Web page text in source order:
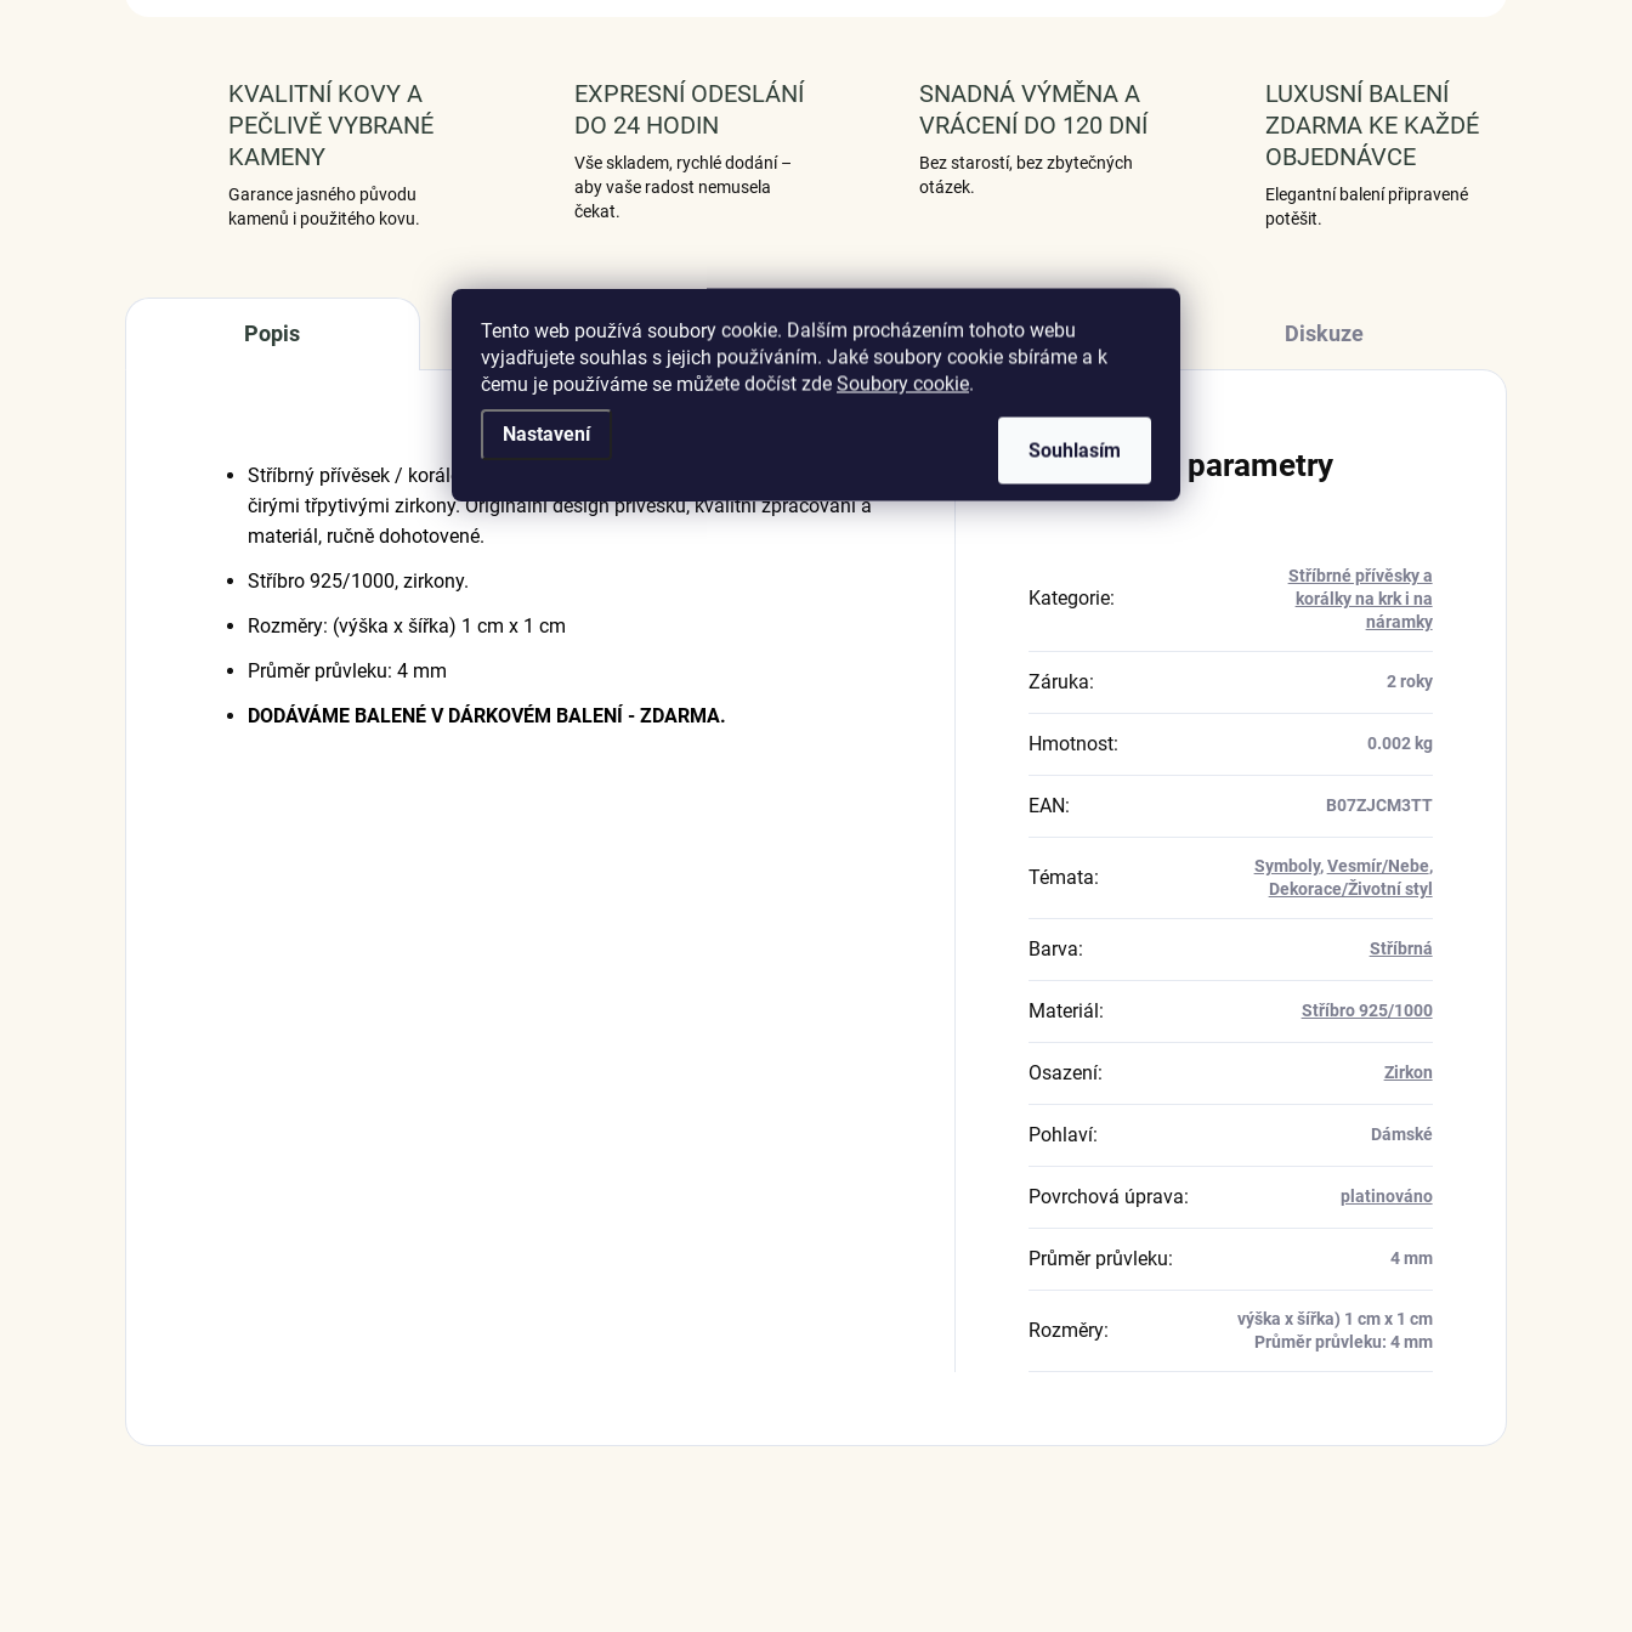
Tento web používá soubory cookie. Dalším procházením tohoto webu
vyjadřujete souhlas s jejich používáním. Jaké soubory cookie sbíráme a k
čemu je používáme se můžete dočíst zde Soubory cookie.
Nastavení
Souhlasím
KVALITNÍ KOVY A
PEČLIVĚ VYBRANÉ
KAMENY
Garance jasného původu
kamenů i použitého kovu.
EXPRESNÍ ODESLÁNÍ
DO 24 HODIN
Vše skladem, rychlé dodání –
aby vaše radost nemusela
čekat.
SNADNÁ VÝMĚNA A
VRÁCENÍ DO 120 DNÍ
Bez starostí, bez zbytečných
otázek.
LUXUSNÍ BALENÍ
ZDARMA KE KAŽDÉ
OBJEDNÁVCE
Elegantní balení připravené
potěšit.
Popis Podobné (12) Hodnocení (3) Diskuze
Stříbrný přívěsek / korálek v designu Znamení zvěrokruhu Ryby zdobený
čirými třpytivými zirkony. Originální design přívěsku, kvalitní zpracování a
materiál, ručně dohotovené.
Stříbro 925/1000, zirkony.
Rozměry: (výška x šířka) 1 cm x 1 cm
Průměr průvleku: 4 mm
DODÁVÁME BALENÉ V DÁRKOVÉM BALENÍ - ZDARMA.
Doplňkové parametry
Kategorie:
Stříbrné přívěsky a
korálky na krk i na
náramky
Záruka: 2 roky
Hmotnost: 0.002 kg
EAN: B07ZJCM3TT
Témata: Symboly,Vesmír/Nebe,
Dekorace/Životní styl
Barva: Stříbrná
Materiál : Stříbro 925/1000
Osazení: Zirkon
Pohlaví: Dámské
Povrchová úprava: platinováno
Průměr průvleku: 4 mm
Rozměry:
výška x šířka) 1 cm x 1 cm
Průměr průvleku: 4 mm